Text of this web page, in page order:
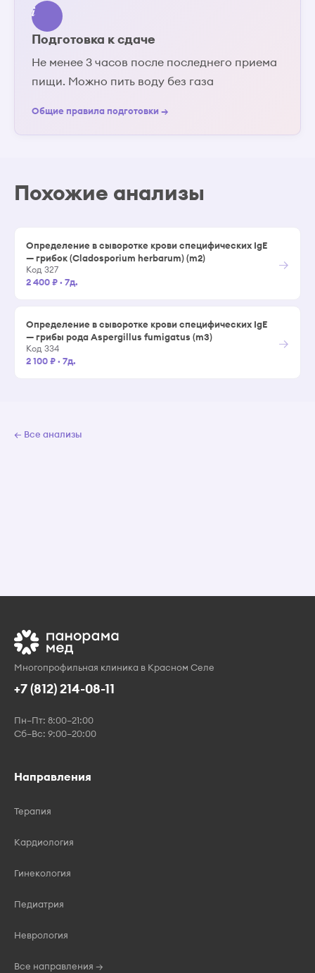
Подготовка к сдаче
Не менее 3 часов после последнего приема
пищи. Можно пить воду без газа
Общие правила подготовки →
Похожие анализы
Определение в сыворотке крови специфических IgE
— грибок (Cladosporium herbarum) (m2)
Код 327
2 400 ₽· 7д.
→
Определение в сыворотке крови специфических IgE
— грибы рода Aspergillus fumigatus (m3)
Код 334
2 100 ₽· 7д.
→
← Все анализы
Многопрофильная клиника в Красном Селе
+7 (812) 214-08-11
Пн–Пт: 8:00–21:00
Сб–Вс: 9:00–20:00
Направления
Терапия
Кардиология
Гинекология
Педиатрия
Неврология
Все направления →